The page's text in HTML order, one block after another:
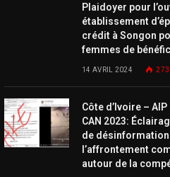
Plaidoyer pour
établissement
crédit à Songon
femmes de
14 AVRIL 2024
Côte d’Ivoire –
CAN 2023:
de désinformation
l’affrontement
autour de la